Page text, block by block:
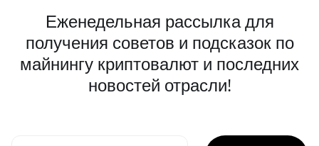
Еженедельная рассылка для
получения советов и подсказок по
майнингу криптовалют и последних
новостей отрасли!